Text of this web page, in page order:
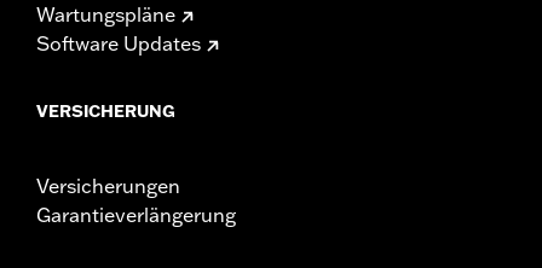
Wartungspläne
Software Updates
VERSICHERUNG
Versicherungen
Garantieverlängerung